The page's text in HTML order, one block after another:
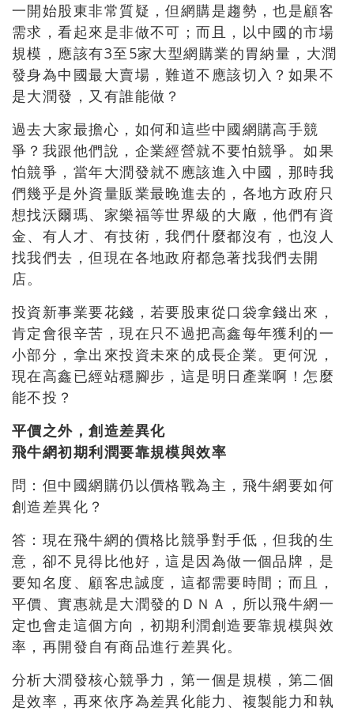
一開始股東非常質疑，但網購是趨勢，也是顧客
需求，看起來是非做不可；而且，以中國的市場
規模，應該有3至5家大型網購業的胃納量，大潤
發身為中國最大賣場，難道不應該切入？如果不
是大潤發，又有誰能做？
過去大家最擔心，如何和這些中國網購高手競
爭？我跟他們說，企業經營就不要怕競爭。如果
怕競爭，當年大潤發就不應該進入中國，那時我
們幾乎是外資量販業最晚進去的，各地方政府只
想找沃爾瑪、家樂福等世界級的大廠，他們有資
金、有人才、有技術，我們什麼都沒有，也沒人
找我們去，但現在各地政府都急著找我們去開
店。
投資新事業要花錢，若要股東從口袋拿錢出來，
肯定會很辛苦，現在只不過把高鑫每年獲利的一
小部分，拿出來投資未來的成長企業。更何況，
現在高鑫已經站穩腳步，這是明日產業啊！怎麼
能不投？
平價之外，創造差異化
飛牛網初期利潤要靠規模與效率
問：但中國網購仍以價格戰為主，飛牛網要如何
創造差異化？
答：現在飛牛網的價格比競爭對手低，但我的生
意，卻不見得比他好，這是因為做一個品牌，是
要知名度、顧客忠誠度，這都需要時間；而且，
平價、實惠就是大潤發的ＤＮＡ，所以飛牛網一
定也會走這個方向，初期利潤創造要靠規模與效
率，再開發自有商品進行差異化。
分析大潤發核心競爭力，第一個是規模，第二個
是效率，再來依序為差異化能力、複製能力和執